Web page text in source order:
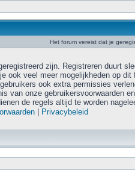
Het forum vereist dat je
zijn. Registreren duurt
ook veel meer mogelijkheden op dit
ook extra permissies
van onze gebruikersvoorwaarden en
de regels altijd te worden
Privacybeleid